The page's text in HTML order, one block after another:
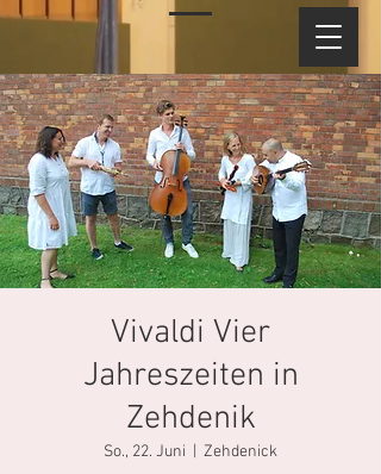
Vivaldi Vier
Jahreszeiten in
Zehdenik
So., 22. Juni Zehdenick